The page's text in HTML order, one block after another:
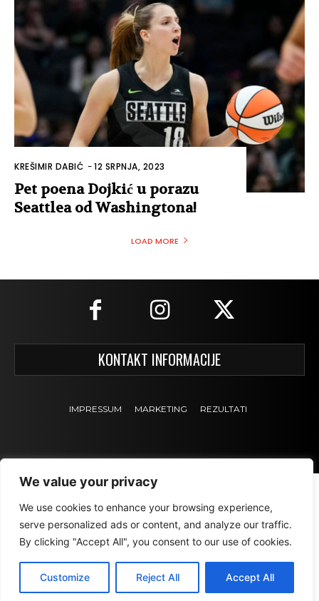
We value your privacy
We use cookies to enhance your browsing experience,
serve personalized ads or content, and analyze our traffic.
By clicking "Accept All", you consent to our use of cookies.
Customize Reject All Accept All
KREŠIMIR DABIĆ -12 SRPNJA, 2023
Pet poena Dojkić u porazu
Seattlea od Washingtona!
LOAD MORE
KONTAKT INFORMACIJE
IMPRESSUM MARKETING REZULTATI